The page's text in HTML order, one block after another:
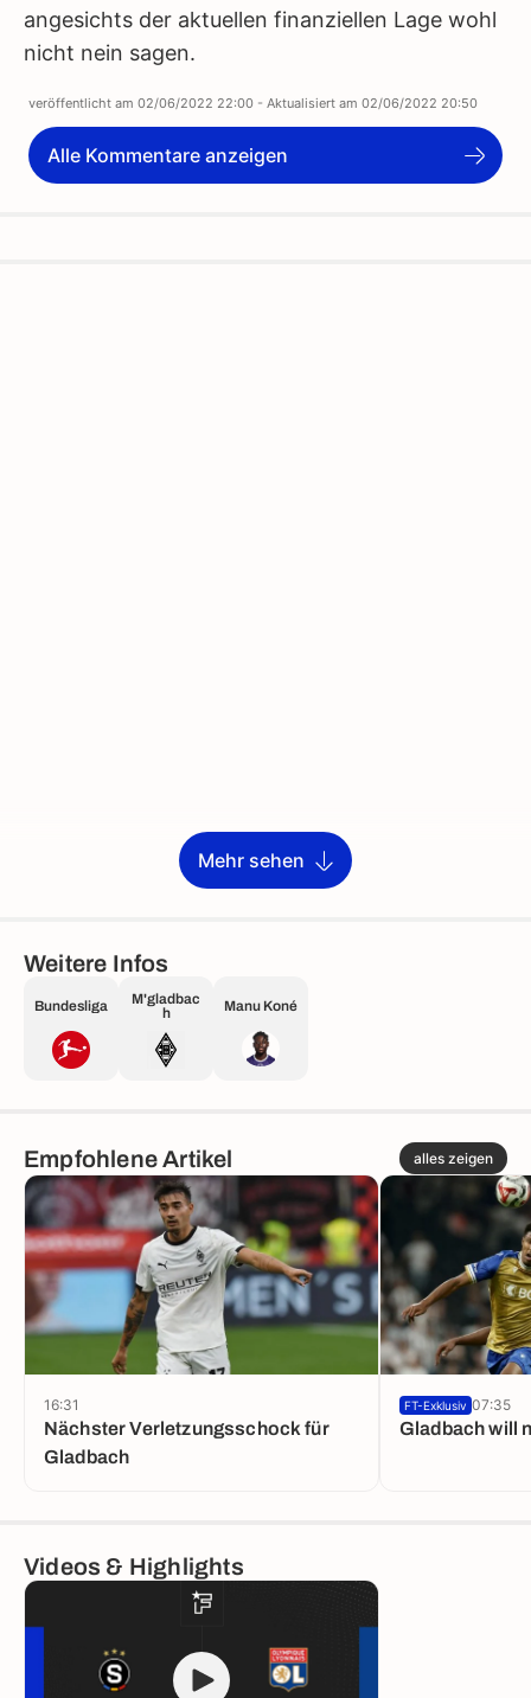
angesichts der aktuellen finanziellen Lage wohl
nicht nein sagen.
veröffentlicht am 02/06/2022 22:00 - Aktualisiert am 02/06/2022 20:50
Alle Kommentare anzeigen
Mehr sehen
Weitere Infos
Bundesliga
M'gladbac
h
Manu Koné
Empfohlene Artikel alles zeigen
Nächster Verletzungsschock für
Gladbach
16:31
Gladbach will
FT-Exklusiv 07:35
Videos & Highlights